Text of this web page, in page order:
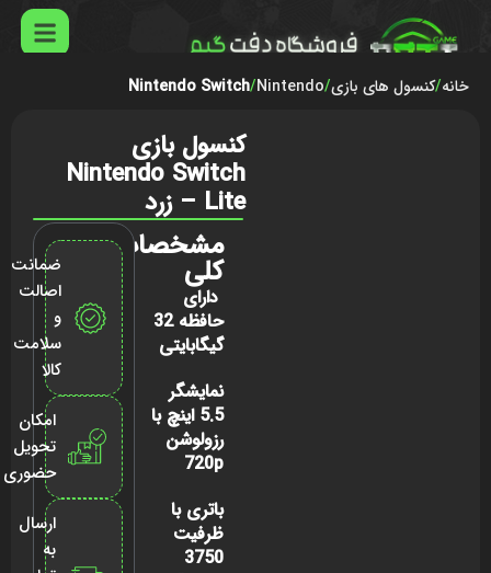
خانه کنسول های بازی Nintendo
Nintendo Switch
کنسول بازی
Nintendo Switch
Lite – زرد
مشخصات
کلی
دارای
حافظه 32
گیگابایتی
نمایشگر
5.5 اینچ با
رزولوشن
720p
باتری با
ظرفیت
3750
ضمانت
اصالت
و
سلامت
کالا
امکان
تحویل
حضوری
ارسال
به